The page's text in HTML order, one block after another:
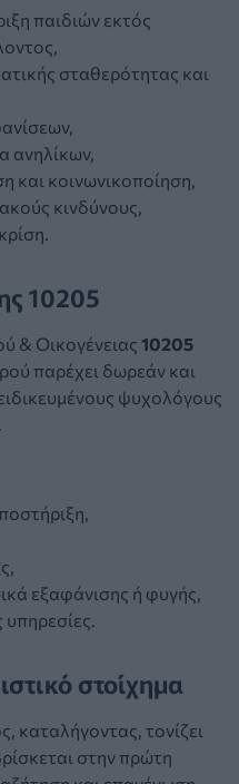
παιδιών εκτός
σταθερότητας και
ανηλίκων,
και κοινωνικοποίηση,
κινδύνους,
10205
& Οικογένειας 10205
παρέχει δωρεάν και
ψυχολόγους
εξαφάνισης ή φυγής,
στοίχημα
καταλήγοντας, τονίζει
στην πρώτη